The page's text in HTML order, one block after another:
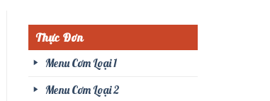
Thực Đơn
Menu Cơm Loại 1
Menu Cơm Loại 2